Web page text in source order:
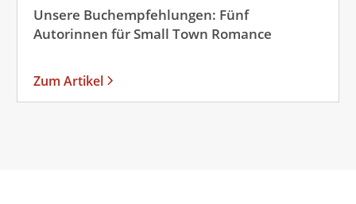
Unsere Buchempfehlungen: Fünf
Autorinnen für Small Town Romance
Zum Artikel